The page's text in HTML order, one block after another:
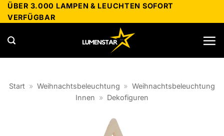
Zum
Inhalt
springen
ÜBER 3.000 LAMPEN & LEUCHTEN SOFORT
VERFÜGBAR
Start » Weihnachtsbeleuchtung » Weihnachtsbeleuchtung
Innen » Dekofiguren